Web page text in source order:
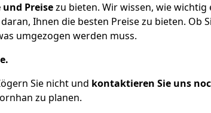
Preisezu bieten. Wir wissen, wie wichtig
Ihnen die besten Preise zu bieten. Ob
umgezogen werden muss.
Sie nicht und kontaktieren Sie uns
zu planen.